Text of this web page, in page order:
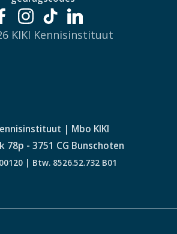
KIKI Kennisinstituut
| Mbo KIKI
78p - 3751 CG Bunschoten
| Btw. 8526.52.732 B01